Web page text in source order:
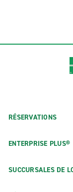
RÉSERVATIONS
ENTERPRISE PLUS®
SUCCURSALES DE